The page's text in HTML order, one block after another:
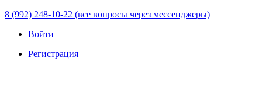
8 (992) 248-10-22 (все вопросы через мессенджеры)
Войти
Регистрация